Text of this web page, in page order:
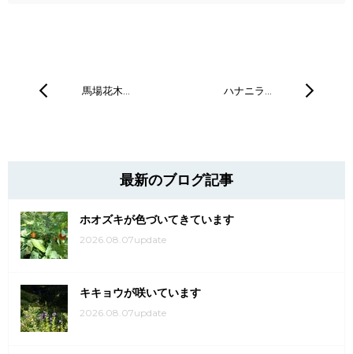
馬場花木… ハナニラ…
最新のブログ記事
ホオズキが色づいてきています
2026.08.07update
キキョウが咲いています
2026.08.07update